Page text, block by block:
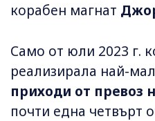
корабен магнат
Само от юли 2023 г.
реализирала най-
приходи от превоз
почти една четвърт